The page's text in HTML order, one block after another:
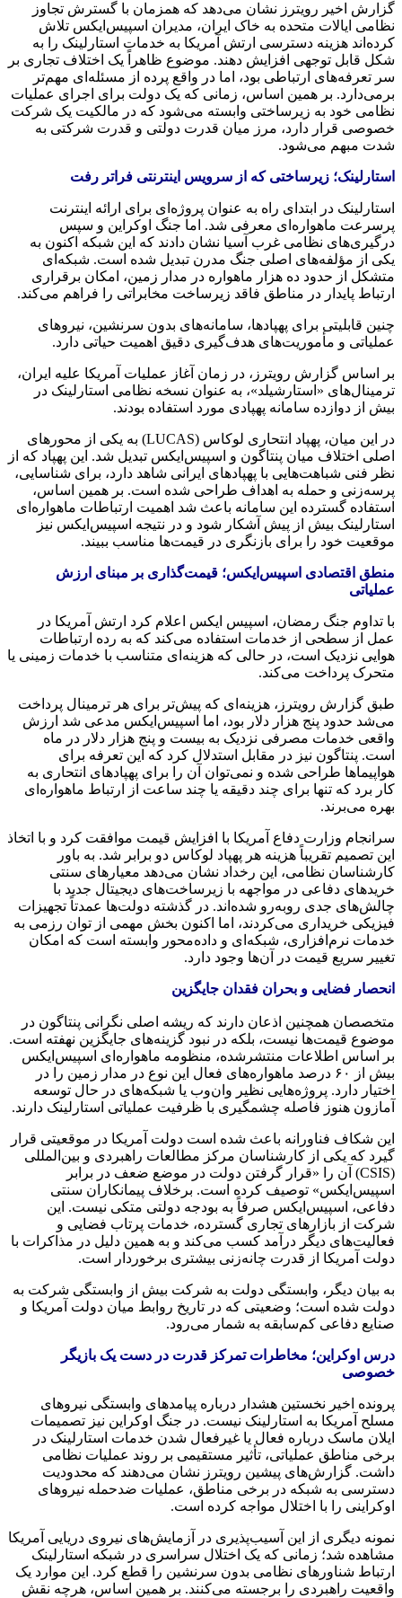
گزارش اخیر رویترز نشان می‌دهد که همزمان با گسترش تجاوز
نظامی ایالات متحده به خاک ایران، مدیران اسپیس‌ایکس تلاش
کرده‌اند هزینه دسترسی ارتش آمریکا به خدمات استارلینک را به
شکل قابل توجهی افزایش دهند. موضوع ظاهراً یک اختلاف تجاری بر
سر تعرفه‌های ارتباطی بود، اما در واقع پرده از مسئله‌ای مهم‌تر
برمی‌دارد. بر همین اساس، زمانی که یک دولت برای اجرای عملیات
نظامی خود به زیرساختی وابسته می‌شود که در مالکیت یک شرکت
خصوصی قرار دارد، مرز میان قدرت دولتی و قدرت شرکتی به
شدت مبهم می‌شود.
استارلینک؛ زیرساختی که از سرویس اینترنتی فراتر رفت
استارلینک در ابتدای راه به عنوان پروژه‌ای برای ارائه اینترنت
پرسرعت ماهواره‌ای معرفی شد. اما جنگ اوکراین و سپس
درگیری‌های نظامی غرب آسیا نشان دادند که این شبکه اکنون به
یکی از مؤلفه‌های اصلی جنگ مدرن تبدیل شده است. شبکه‌ای
متشکل از حدود ده هزار ماهواره در مدار زمین، امکان برقراری
ارتباط پایدار در مناطق فاقد زیرساخت مخابراتی را فراهم می‌کند.
چنین قابلیتی برای پهپادها، سامانه‌های بدون سرنشین، نیروهای
عملیاتی و مأموریت‌های هدف‌گیری دقیق اهمیت حیاتی دارد.
بر اساس گزارش رویترز، در زمان آغاز عملیات آمریکا علیه ایران،
ترمینال‌های «استارشیلد»، به عنوان نسخه نظامی استارلینک در
بیش از دوازده سامانه پهپادی مورد استفاده بودند.
در این میان، پهپاد انتحاری لوکاس (LUCAS) به یکی از محورهای
اصلی اختلاف میان پنتاگون و اسپیس‌ایکس تبدیل شد. این پهپاد که از
نظر فنی شباهت‌هایی با پهپادهای ایرانی شاهد دارد، برای شناسایی،
پرسه‌زنی و حمله به اهداف طراحی شده است. بر همین اساس،
استفاده گسترده این سامانه باعث شد اهمیت ارتباطات ماهواره‌ای
استارلینک بیش از پیش آشکار شود و در نتیجه اسپیس‌ایکس نیز
موقعیت خود را برای بازنگری در قیمت‌ها مناسب ببیند.
منطق اقتصادی اسپیس‌ایکس؛ قیمت‌گذاری بر مبنای ارزش
عملیاتی
با تداوم جنگ رمضان، اسپیس ایکس اعلام کرد ارتش آمریکا در
عمل از سطحی از خدمات استفاده می‌کند که به رده ارتباطات
هوایی نزدیک است، در حالی که هزینه‌ای متناسب با خدمات زمینی یا
متحرک پرداخت می‌کند.
طبق گزارش رویترز، هزینه‌ای که پیش‌تر برای هر ترمینال پرداخت
می‌شد حدود پنج هزار دلار بود، اما اسپیس‌ایکس مدعی شد ارزش
واقعی خدمات مصرفی نزدیک به بیست و پنج هزار دلار در ماه
است. پنتاگون نیز در مقابل استدلال کرد که این تعرفه برای
هواپیماها طراحی شده و نمی‌توان آن را برای پهپادهای انتحاری به
کار برد که تنها برای چند دقیقه یا چند ساعت از ارتباط ماهواره‌ای
بهره می‌برند.
سرانجام وزارت دفاع آمریکا با افزایش قیمت موافقت کرد و با اتخاذ
این تصمیم تقریباً هزینه هر پهپاد لوکاس دو برابر شد. به باور
کارشناسان نظامی، این رخداد نشان می‌دهد معیارهای سنتی
خریدهای دفاعی در مواجهه با زیرساخت‌های دیجیتال جدید با
چالش‌های جدی روبه‌رو شده‌اند. در گذشته دولت‌ها عمدتاً تجهیزات
فیزیکی خریداری می‌کردند، اما اکنون بخش مهمی از توان رزمی به
خدمات نرم‌افزاری، شبکه‌ای و داده‌محور وابسته است که امکان
تغییر سریع قیمت در آن‌ها وجود دارد.
انحصار فضایی و بحران فقدان جایگزین
متخصصان همچنین اذعان دارند که ریشه اصلی نگرانی پنتاگون در
موضوع قیمت‌ها نیست، بلکه در نبود گزینه‌های جایگزین نهفته است.
بر اساس اطلاعات منتشرشده، منظومه ماهواره‌ای اسپیس‌ایکس
بیش از ۶۰ درصد ماهواره‌های فعال این نوع در مدار زمین را در
اختیار دارد. پروژه‌هایی نظیر وان‌وب یا شبکه‌های در حال توسعه
آمازون هنوز فاصله چشمگیری با ظرفیت عملیاتی استارلینک دارند.
این شکاف فناورانه باعث شده است دولت آمریکا در موقعیتی قرار
گیرد که یکی از کارشناسان مرکز مطالعات راهبردی و بین‌المللی
(CSIS) آن را «قرار گرفتن دولت در موضع ضعف در برابر
اسپیس‌ایکس» توصیف کرده است. برخلاف پیمانکاران سنتی
دفاعی، اسپیس‌ایکس صرفاً به بودجه دولتی متکی نیست. این
شرکت از بازارهای تجاری گسترده، خدمات پرتاب فضایی و
فعالیت‌های دیگر درآمد کسب می‌کند و به همین دلیل در مذاکرات با
دولت آمریکا از قدرت چانه‌زنی بیشتری برخوردار است.
به بیان دیگر، وابستگی دولت به شرکت بیش از وابستگی شرکت به
دولت شده است؛ وضعیتی که در تاریخ روابط میان دولت آمریکا و
صنایع دفاعی کم‌سابقه به شمار می‌رود.
درس اوکراین؛ مخاطرات تمرکز قدرت در دست یک بازیگر
خصوصی
پرونده اخیر نخستین هشدار درباره پیامدهای وابستگی نیروهای
مسلح آمریکا به استارلینک نیست. در جنگ اوکراین نیز تصمیمات
ایلان ماسک درباره فعال یا غیرفعال شدن خدمات استارلینک در
برخی مناطق عملیاتی، تأثیر مستقیمی بر روند عملیات نظامی
داشت. گزارش‌های پیشین رویترز نشان می‌دهند که محدودیت
دسترسی به شبکه در برخی مناطق، عملیات ضدحمله نیروهای
اوکراینی را با اختلال مواجه کرده است.
نمونه دیگری از این آسیب‌پذیری در آزمایش‌های نیروی دریایی آمریکا
مشاهده شد؛ زمانی که یک اختلال سراسری در شبکه استارلینک
ارتباط شناورهای نظامی بدون سرنشین را قطع کرد. این موارد یک
واقعیت راهبردی را برجسته می‌کنند. بر همین اساس، هرچه نقش